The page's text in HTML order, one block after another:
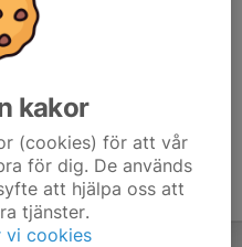
kakor
(cookies) för att vår
för dig. De används
att hjälpa oss att
tjänster.
vi cookies